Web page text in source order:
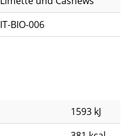
IT-BIO-006
1593 kJ